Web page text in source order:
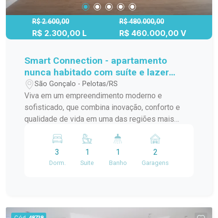
transporte público e com fácil acesso ao centro
da cidade, o Edifício Coaprin é ideal para quem
valoriza praticidade e conveniência no dia a dia.
e conheça de perto este excelente apartamento
para locação!
R$ 2.600,00
R$ 2.300,00 L
R$ 480.000,00
R$ 460.000,00 V
Smart Connection - apartamento
nunca habitado com suíte e lazer
completo!
São Gonçalo - Pelotas/RS
Viva em um empreendimento moderno e
sofisticado, que combina inovação, conforto e
qualidade de vida em uma das regiões mais
Smart Connection é ideal para quem busca
praticidade, segurança e um estilo de vida
repleto de facilidades. O apartamento dos seus
funcional, integrada à área social; Banheiro
3
Dorm.
1
Suite
1
Banho
2
Garagens